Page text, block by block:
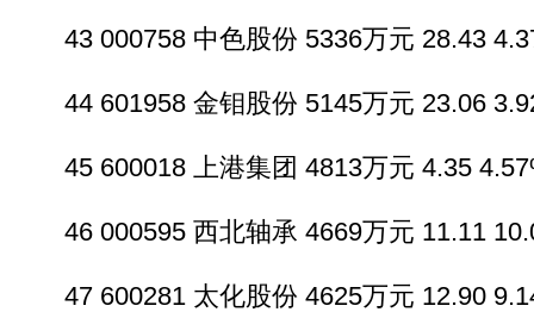
43 000758 中色股份 5336万元 28.43
44 601958 金钼股份 5145万元 23.06
45 600018 上港集团 4813万元 4.35
46 000595 西北轴承 4669万元 11.11
47 600281 太化股份 4625万元 12.90